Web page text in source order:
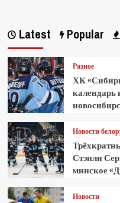
Latest Popular
Разное
ХК
календарь
Новости
Стэнли
минское
Новости